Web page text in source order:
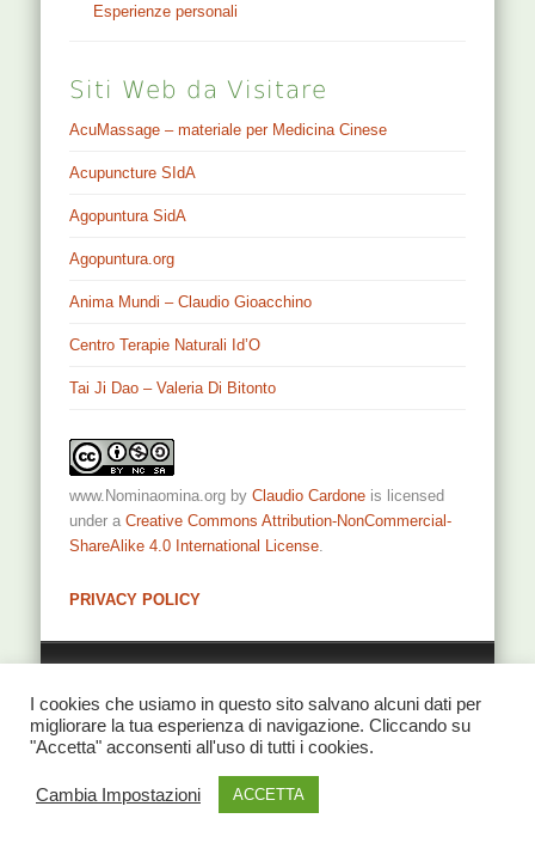
Esperienze personali
Siti Web da Visitare
AcuMassage – materiale per Medicina Cinese
Acupuncture SIdA
Agopuntura SidA
Agopuntura.org
Anima Mundi – Claudio Gioacchino
Centro Terapie Naturali Id’O
Tai Ji Dao – Valeria Di Bitonto
www.Nominaomina.org byClaudio Cardone is licensed
under aCreative Commons Attribution-NonCommercial-
ShareAlike 4.0 International License.
PRIVACY POLICY
© 2026 NominaOmina di Claudio Cardone
I cookies che usiamo in questo sito salvano alcuni dati per
migliorare la tua esperienza di navigazione. Cliccando su
"Accetta" acconsenti all'uso di tutti i cookies.
Cambia Impostazioni ACCETTA